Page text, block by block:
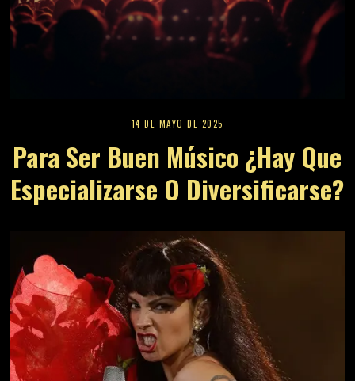
14 DE MAYO DE 2025
Para Ser Buen Músico ¿Hay Que
Especializarse O Diversificarse?